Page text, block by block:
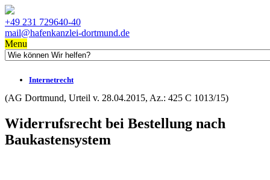
+49 231 729640-40
mail@hafenkanzlei-dortmund.de
Menu
Internetrecht
(AG Dortmund, Urteil v. 28.04.2015, Az.: 425 C 1013/15)
Widerrufsrecht bei Bestellung nach
Baukastensystem